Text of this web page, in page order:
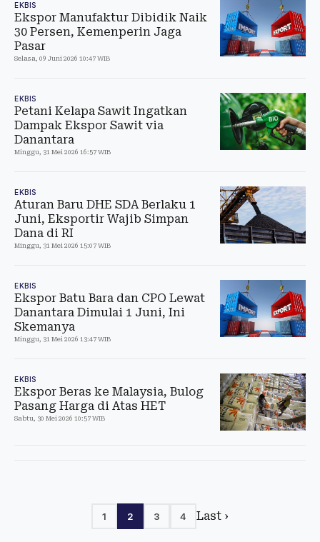
EKBIS
Ekspor Manufaktur Dibidik Naik
30 Persen, Kemenperin Jaga
Pasar
Selasa, 09 Juni 2026 10:47 WIB
EKBIS
Petani Kelapa Sawit Ingatkan
Dampak Ekspor Sawit via
Danantara
Minggu, 31 Mei 2026 16:57 WIB
EKBIS
Aturan Baru DHE SDA Berlaku 1
Juni, Eksportir Wajib Simpan
Dana di RI
Minggu, 31 Mei 2026 15:07 WIB
EKBIS
Ekspor Batu Bara dan CPO Lewat
Danantara Dimulai 1 Juni, Ini
Skemanya
Minggu, 31 Mei 2026 13:47 WIB
EKBIS
Ekspor Beras ke Malaysia, Bulog
Pasang Harga di Atas HET
Sabtu, 30 Mei 2026 10:57 WIB
1 2 3 4 Last ›